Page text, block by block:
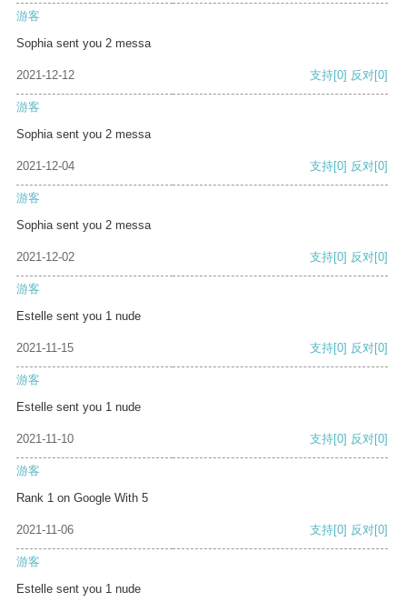
游客
Sophia sent you 2 messa
2021-12-12 支持[0] 反对[0]
游客
Sophia sent you 2 messa
2021-12-04 支持[0] 反对[0]
游客
Sophia sent you 2 messa
2021-12-02 支持[0] 反对[0]
游客
Estelle sent you 1 nude
2021-11-15 支持[0] 反对[0]
游客
Estelle sent you 1 nude
2021-11-10 支持[0] 反对[0]
游客
Rank 1 on Google With 5
2021-11-06 支持[0] 反对[0]
游客
Estelle sent you 1 nude